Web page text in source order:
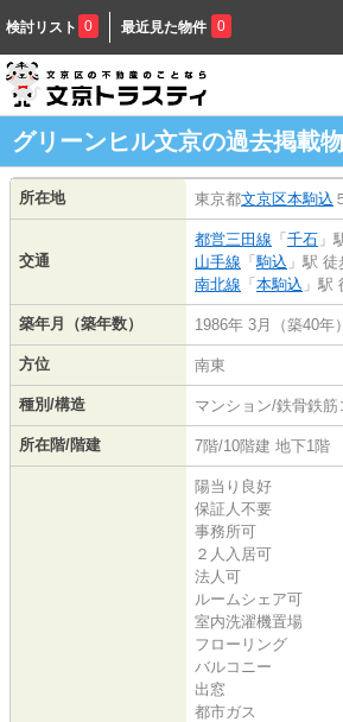
検討リスト 0 最近見た物件 0
グリーンヒル文京の過去掲載
所在地 東京都文京区本駒込
交通
都営三田線 「 千石 」
山手線 「 駒込 」駅 徒
南北線 「 本駒込 」駅
築年月（築年数） 1986年 3月（築40年）
方位 南東
種別/構造 マンション/鉄骨鉄筋
所在階/階建 7階/10階建 地下1階
陽当り良好
保証人不要
事務所可
２人入居可
法人可
ルームシェア可
室内洗濯機置場
フローリング
バルコニー
出窓
都市ガス